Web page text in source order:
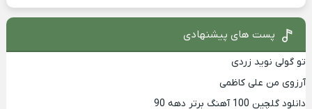
پست های پیشنهادی
تو گولی نوید زردی
آرزوی من علی کاظمی
دانلود گلچین 100 آهنگ برتر دهه 90